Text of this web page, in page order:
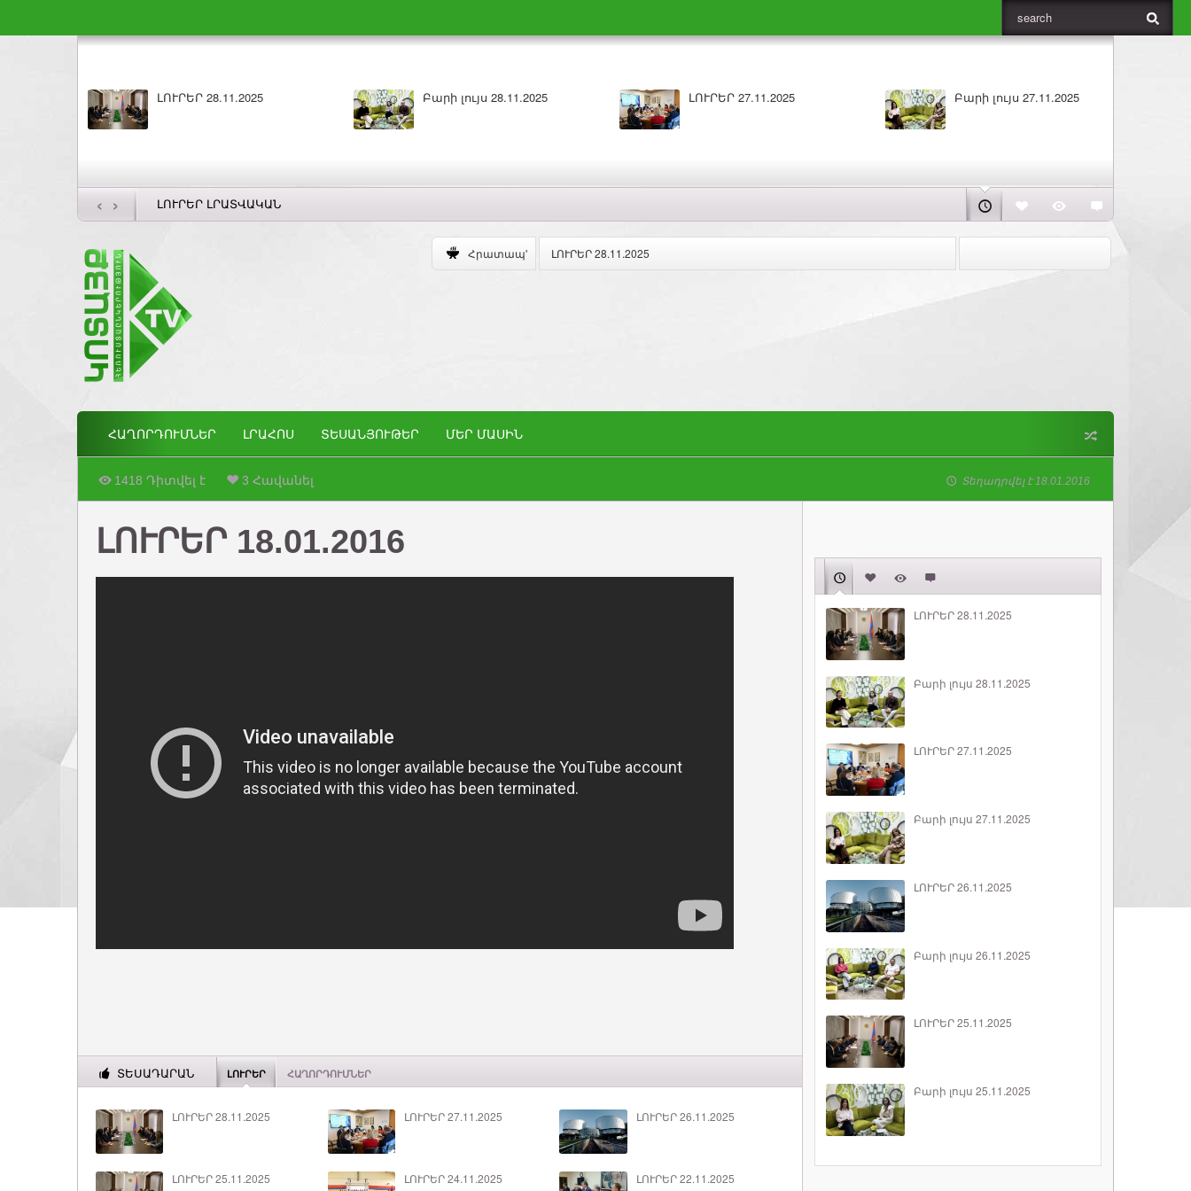
ԼՈՒՐԵՐ 28.11.2025 Բարի լույս 28.11.2025 ԼՈՒՐԵՐ 27.11.2025 Բարի լույս 27.11.2025
‹ › ԼՈՒՐԵՐ ԼՐԱՏՎԱԿԱՆ
Հրատապ' ԼՈՒՐԵՐ 28.11.2025
ՀԱՂՈՐԴՈՒՄՆԵՐ ԼՐԱՀՈՍ ՏԵՍԱՆՅՈՒԹԵՐ ՄԵՐ ՄԱՍԻՆ
1418 Դիտվել է 3 Հավանել Տեղադրվել է 18.01.2016
ԼՈՒՐԵՐ 18.01.2016
ՏԵՍԱԴԱՐԱՆ ԼՈՒՐԵՐ ՀԱՂՈՐԴՈՒՄՆԵՐ
ԼՈՒՐԵՐ 28.11.2025 ԼՈՒՐԵՐ 27.11.2025 ԼՈՒՐԵՐ 26.11.2025
ԼՈՒՐԵՐ 25.11.2025 ԼՈՒՐԵՐ 24.11.2025 ԼՈՒՐԵՐ 22.11.2025
ԼՈՒՐԵՐ 28.11.2025
Բարի լույս 28.11.2025
ԼՈՒՐԵՐ 27.11.2025
Բարի լույս 27.11.2025
ԼՈՒՐԵՐ 26.11.2025
Բարի լույս 26.11.2025
ԼՈՒՐԵՐ 25.11.2025
Բարի լույս 25.11.2025